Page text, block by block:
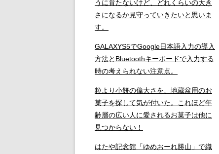
うに育たないけど、どれくらいの大き
さになるか見守っていきたいと思いま
す。
GALAXYS5でGoogle日本語入力の導入
方法とBluetoothキーボードで入力する
時の考えられない注意点。
粒より小餅の偉大さを、地蔵盆用のお
菓子を探して気が付いた。これほど年
齢層の広い人に愛されるお菓子は他に
見つからない！
はたや記念館「ゆめおーれ勝山」で織